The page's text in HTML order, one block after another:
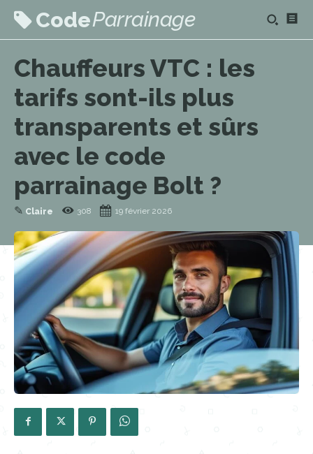
CodeParrainage
Chauffeurs VTC : les
tarifs sont-ils plus
transparents et sûrs
avec le code
parrainage Bolt ?
✎ Claire 308 19 février 2026